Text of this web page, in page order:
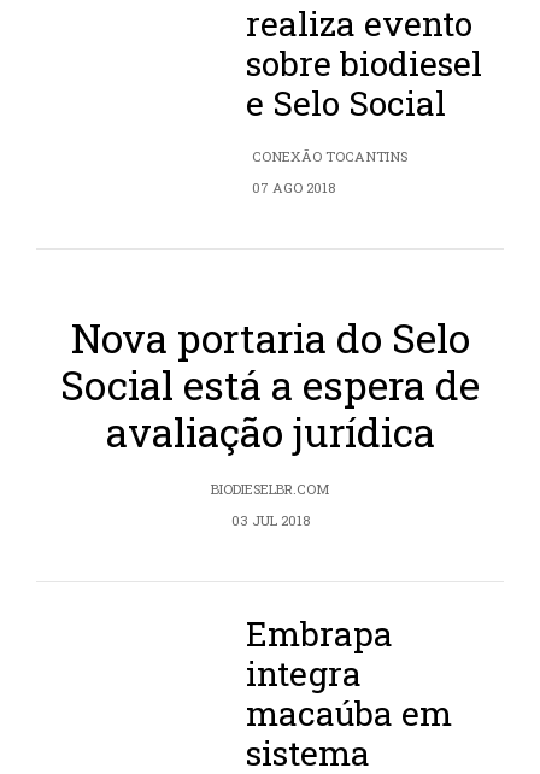
realiza evento
sobre biodiesel
e Selo Social
CONEXÃO TOCANTINS
07 AGO 2018
Nova portaria do Selo
Social está a espera de
avaliação jurídica
BIODIESELBR.COM
03 JUL 2018
Embrapa
integra
macaúba em
sistema